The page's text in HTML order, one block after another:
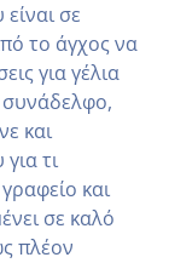
σε
το άγχος να
για γέλια
συνάδελφο,
και
τι
και
σε καλό
πλέον